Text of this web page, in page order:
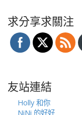
求分享求關注
友站連結
Holly 和你
NiNi 的好好